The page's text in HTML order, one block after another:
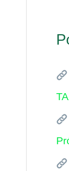
q
i
s
a
r
p